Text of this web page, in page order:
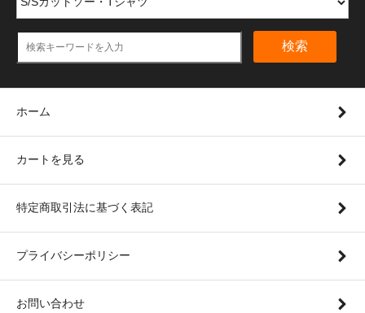
検索
ホーム
カートを見る
特定商取引法に基づく表記
プライバシーポリシー
お問い合わせ